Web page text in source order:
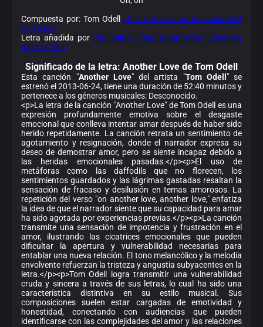
Compuesta por: Tom Odell ¿Los datos están equivocados?
Avísanos.
Letra añadida por Fito Salas ¿Viste algún error? Envíanos
una revisión.
Significado de la letra: Another Love de Tom Odell
Esta canción "Another Love" del artista "Tom Odell " se
estrenó el 2013-06-24, tiene una duración de 52:40 minutos y
pertenece a los géneros musicales: Desconocido.
<p>La letra de la canción "Another Love" de Tom Odell es una
expresión profundamente emotiva sobre el desgaste
emocional que conlleva intentar amar después de haber sido
herido repetidamente. La canción retrata un sentimiento de
agotamiento y resignación, donde el narrador expresa su
deseo de demostrar amor, pero se siente incapaz debido a
las heridas emocionales pasadas.</p><p>El uso de
metáforas como las daffodils que no florecen, los
sentimientos guardados y las lágrimas gastadas resaltan la
sensación de fracaso y desilusión en temas amorosos. La
repetición del verso "on another love, another love," enfatiza
la idea de que el narrador siente que su capacidad para amar
ha sido agotada por experiencias previas.</p><p>La canción
transmite una sensación de impotencia y frustración en el
amor, ilustrando las cicatrices emocionales que pueden
dificultar la apertura y vulnerabilidad necesarias para
entablar una nueva relación. El tono melancólico y la melodía
envolvente refuerzan la tristeza y angustia subyacentes en la
letra.</p><p>Tom Odell logra transmitir una vulnerabilidad
cruda y sincera a través de sus letras, lo cual ha sido una
característica distintiva en su estilo musical. Sus
composiciones suelen estar cargadas de emotividad y
honestidad, conectando con audiencias que pueden
identificarse con las complejidades del amor y las relaciones